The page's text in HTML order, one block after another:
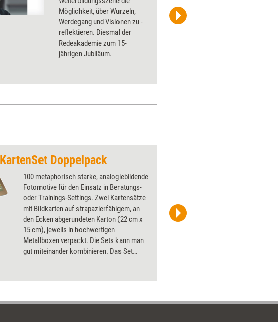
Möglichkeit, über Wurzeln,
Werdegang und Visionen zu ­
reflektieren. Diesmal der
Redeakademie zum 15-
jährigen ­Jubiläum.
Uschi Mattke
Doppelpack
100 metaphorisch starke, analogiebildende
Fotomotive für den Einsatz in Beratungs-
oder Trainings-Settings. Zwei Kartensätze
mit Bildkarten auf strapazierfähigem, an
den Ecken abgerundeten Karton (22 cm x
15 cm), jeweils in hochwertigen
Metallboxen verpackt. Die Sets kann man
gut miteinander kombinieren. Das Set
erhalten Sie zum günstigen Kombipreis von
Einzelbezug 10 Euro.